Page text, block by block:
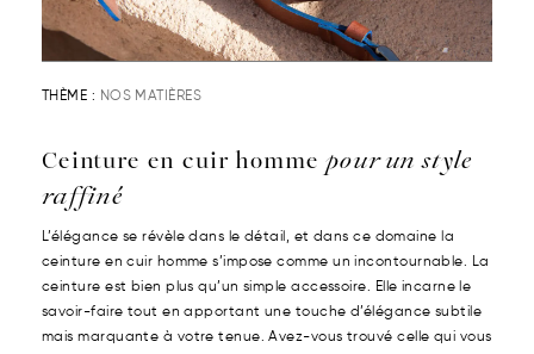
THÈME : NOS MATIÈRES
Ceinture en cuir hommepour un style
raffiné
L’élégance se révèle dans le détail, et dans ce domaine la
ceinture en cuir homme s’impose comme un incontournable. La
ceinture est bien plus qu’un simple accessoire. Elle incarne le
savoir-faire tout en apportant une touche d’élégance subtile
mais marquante à votre tenue. Avez-vous trouvé celle qui vous